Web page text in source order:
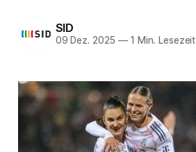
SID
09 Dez. 2025 —1 Min. Lesezeit